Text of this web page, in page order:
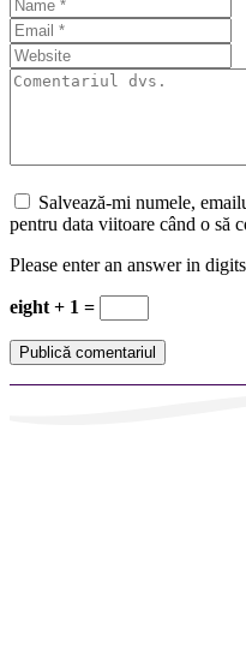
Salvează-mi numele,
pentru data viitoare când o să
Please enter an answer in
eight + 1 =